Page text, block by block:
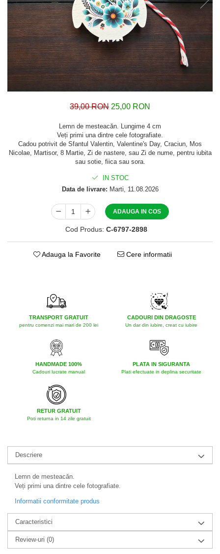
39,00 RON 25,00 RON
Lemn de mesteacăn. Lungime 4 cm
Veți primi una dintre cele fotografiate.
Cadou potrivit de Sfantul Valentin, Valentine's Day, Craciun, Mos
Nicolae, Martisor, 8 Martie, Zi de nastere, sau Zi de nume, pentru iubita
sau sotie, fiica sau sora.
IN STOC
Data de livrare: Marti, 11.08.2026
ADAUGA IN COS
Cod Produs: C-6797-2898
Adauga la Favorite Cere informatii
TRANSPORT GRATUIT
pentru comenzi mai mari de 200 lei
CADOURI DIN DRAGOSTE
Un dar din iubire, creat cu iubire
HANDMADE 100%
Cadouri lucrate manual
PLATA IN SIGURANTA
Plati efectuate in deplina securitate
RETUR GRATUIT
Poti returna in 14 zile gratuit
Descriere
Lemn de mesteacăn.
Veți primi una dintre cele fotografiate.
Informatii conformitate produs
Caracteristici
Review-uri (0)